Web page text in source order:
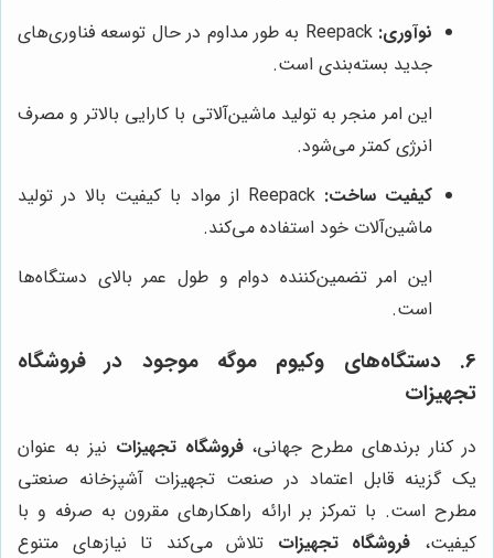
نوآوری:
Reepack به طور مداوم در حال توسعه فناوری‌های
جدید بسته‌بندی است.
این امر منجر به تولید ماشین‌آلاتی با کارایی بالاتر و مصرف
انرژی کمتر می‌شود.
کیفیت ساخت:
Reepack از مواد با کیفیت بالا در تولید
ماشین‌آلات خود استفاده می‌کند.
این امر تضمین‌کننده دوام و طول عمر بالای دستگاه‌ها
است.
6. دستگاه‌های وکیوم موگه موجود در فروشگاه
تجهیزات
در کنار برندهای مطرح جهانی،فروشگاه تجهیزات نیز به عنوان
یک گزینه قابل اعتماد در صنعت تجهیزات آشپزخانه صنعتی
مطرح است. با تمرکز بر ارائه راهکارهای مقرون به صرفه و با
کیفیت، فروشگاه تجهیزات تلاش می‌کند تا نیازهای متنوع